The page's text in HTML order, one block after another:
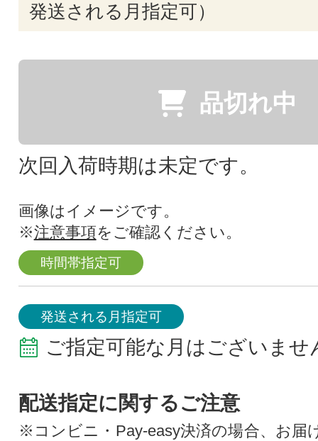
発送される月指定可）
品切れ中
次回入荷時期は未定です。
画像はイメージです。
※注意事項をご確認ください。
時間帯指定可
発送される月指定可
ご指定可能な月はございませ
配送指定に関するご注意
※コンビニ・Pay-easy決済の場合、お届